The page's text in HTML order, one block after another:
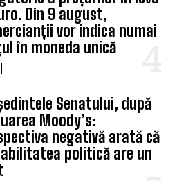
Din 9 august,
vor indica numai
în moneda unică
Senatului, după
Moody’s:
negativă arată că
politică are un